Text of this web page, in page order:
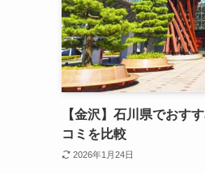
【金沢】石川県でおす
コミを比較
2026年1月24日